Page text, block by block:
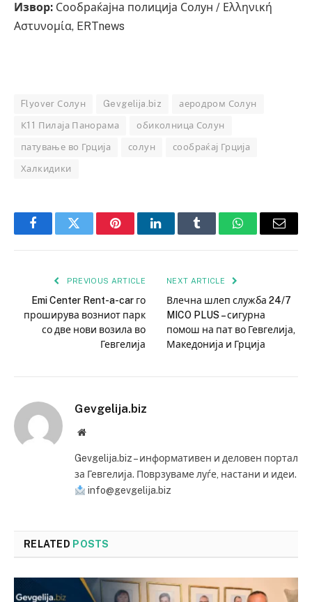
Извор: Сообраќајна полиција Солун / Ελληνική
Αστυνομία, ERTnews
Flyover Солун Gevgelija.biz аеродром Солун
К11 Пилаја Панорама обиколница Солун
патување во Грција солун сообраќај Грција
Халкидики
FacebookTwitter PinterestLinkedInTumblr WhatsAppEmail
PREVIOUS ARTICLE
Emi Center Rent-a-car го
проширува возниот парк
со две нови возила во
Гевгелија
NEXT ARTICLE
Влечна шлеп служба 24/7
MICO PLUS – сигурна
помош на пат во Гевгелија,
Македонија и Грција
Gevgelija.biz
Website
Gevgelija.biz – информативен и деловен портал
за Гевгелија. Поврзуваме луѓе, настани и идеи.
info@gevgelija.biz
RELATED POSTS